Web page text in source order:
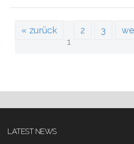
« zurück
1
2 3
LATEST NEWS